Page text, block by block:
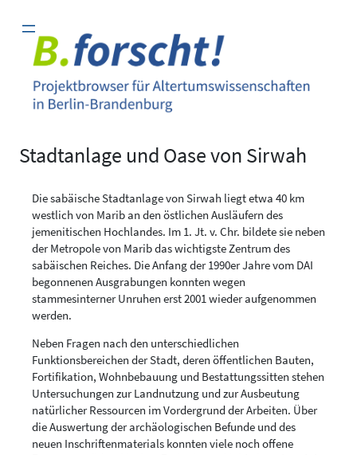
Inhalt
springen
Stadtanlage und Oase von Sirwah
Die sabäische Stadtanlage von Sirwah liegt etwa 40 km
westlich von Marib an den östlichen Ausläufern des
jemenitischen Hochlandes. Im 1. Jt. v. Chr. bildete sie neben
der Metropole von Marib das wichtigste Zentrum des
sabäischen Reiches. Die Anfang der 1990er Jahre vom DAI
begonnenen Ausgrabungen konnten wegen
stammesinterner Unruhen erst 2001 wieder aufgenommen
werden.
Neben Fragen nach den unterschiedlichen
Funktionsbereichen der Stadt, deren öffentlichen Bauten,
Fortifikation, Wohnbebauung und Bestattungssitten stehen
Untersuchungen zur Landnutzung und zur Ausbeutung
natürlicher Ressourcen im Vordergrund der Arbeiten. Über
die Auswertung der archäologischen Befunde und des
neuen Inschriftenmaterials konnten viele noch offene